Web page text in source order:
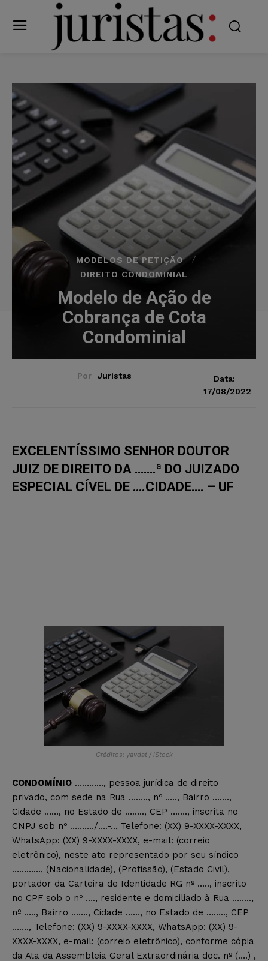
MODELOS DE PETIÇÃO
DIREITO CONDOMINIAL
Modelo de Ação de
Cobrança de Cota
Condominial
Por Juristas
Data:
17/08/2022
EXCELENTÍSSIMO SENHOR DOUTOR
JUIZ DE DIREITO DA …….ª DO JUIZADO
ESPECIAL CÍVEL DE ….CIDADE…. – UF
Créditos: yavdat / iStock
CONDOMÍNIO …………, pessoa jurídica de direito
privado, com sede na Rua …….., nº ….., Bairro …….,
Cidade ……, no Estado de …….., CEP ……., inscrita no
CNPJ sob nº ………./….-.., Telefone: (XX) 9-XXXX-XXXX,
WhatsApp: (XX) 9-XXXX-XXXX, e-mail: (correio
eletrônico), neste ato representado por seu síndico
…………, (Nacionalidade), (Profissão), (Estado Civil),
portador da Carteira de Identidade RG nº ….., inscrito
no CPF sob o nº …., residente e domiciliado à Rua ……..,
nº ….., Bairro ……., Cidade ……, no Estado de …….., CEP
……., Telefone: (XX) 9-XXXX-XXXX, WhatsApp: (XX) 9-
XXXX-XXXX, e-mail: (correio eletrônico), conforme cópia
da Ata da Assembleia Geral Extraordinária doc. nº (….) ,